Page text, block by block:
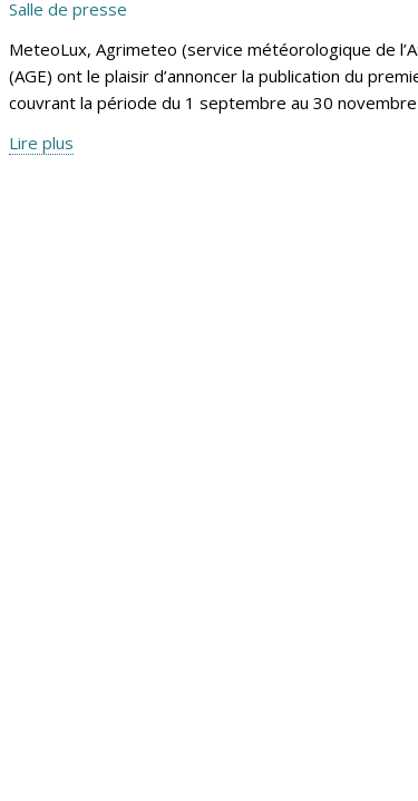
Salle de presse
MeteoLux, Agrimeteo (service météorologique de
(AGE) ont le plaisir d’annoncer la publication du
couvrant la période du 1 septembre au 30
Lire plus